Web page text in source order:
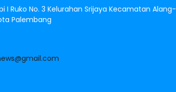
I Ruko No. 3 Kelurahan Srijaya Kecamatan Alang-
Palembang